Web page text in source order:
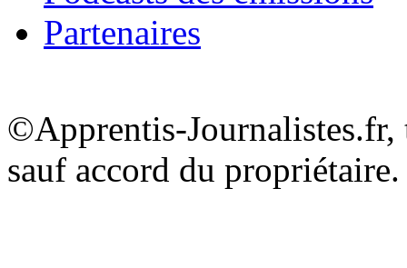
Partenaires
©Apprentis-
sauf accord du propriétaire.